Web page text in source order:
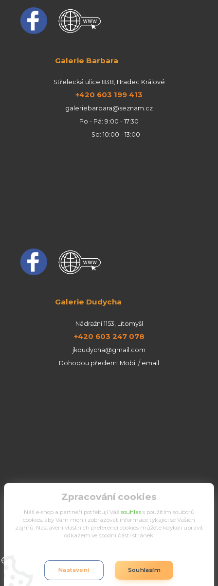
Galerie Barbara
Střelecká ulice 838, Hradec Králové
+420 603 199 413
galeriebarbara@seznam.cz
Po - Pá: 9:00 - 17:30
So: 10:00 - 13:00
Galerie Dudycha
Nádražní 1153, Litomyšl
+420 603 247 078
jkdudycha@gmail.com
Dohodou předem: Mobil / email
Upravit sběr cookies.
Zpracování cookies
Náš e-shop a partneři potřebují Váš souhlass použitím souborů
cookies, aby Vám mohli zobrazovat informace týkající se Vašich
zájmů. Nastavení vlastních preferencí cookies můžete kdykoli upravit
odkazem ve spodní části stránek.
Nastavení Souhlasím